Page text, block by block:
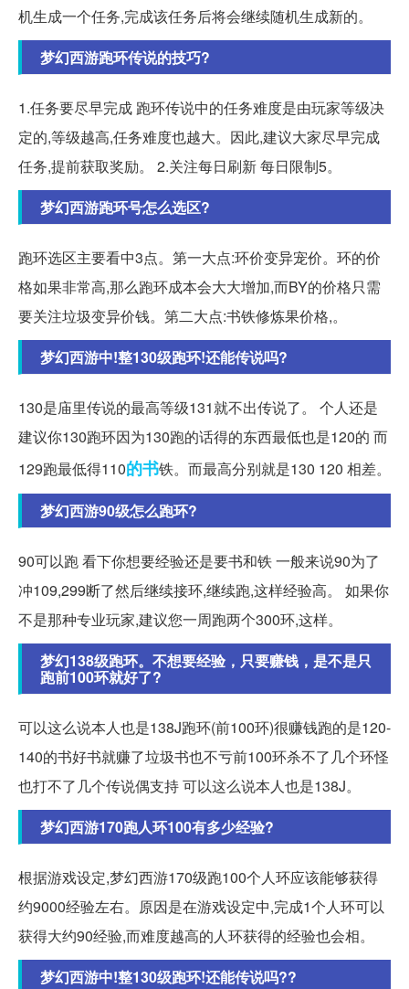
机生成一个任务,完成该任务后将会继续随机生成新的。
梦幻西游跑环传说的技巧?
1.任务要尽早完成 跑环传说中的任务难度是由玩家等级决
定的,等级越高,任务难度也越大。因此,建议大家尽早完成
任务,提前获取奖励。 2.关注每日刷新 每日限制5。
梦幻西游跑环号怎么选区?
跑环选区主要看中3点。第一大点:环价变异宠价。环的价
格如果非常高,那么跑环成本会大大增加,而BY的价格只需
要关注垃圾变异价钱。第二大点:书铁修炼果价格,。
梦幻西游中!整130级跑环!还能传说吗?
130是庙里传说的最高等级131就不出传说了。 个人还是
建议你130跑环因为130跑的话得的东西最低也是120的 而
129跑最低得110的书铁。而最高分别就是130 120 相差。
梦幻西游90级怎么跑环?
90可以跑 看下你想要经验还是要书和铁 一般来说90为了
冲109,299断了然后继续接环,继续跑,这样经验高。 如果你
不是那种专业玩家,建议您一周跑两个300环,这样。
梦幻138级跑环。不想要经验，只要赚钱，是不是只
跑前100环就好了?
可以这么说本人也是138J跑环(前100环)很赚钱跑的是120-
140的书好书就赚了垃圾书也不亏前100环杀不了几个环怪
也打不了几个传说偶支持 可以这么说本人也是138J。
梦幻西游170跑人环100有多少经验?
根据游戏设定,梦幻西游170级跑100个人环应该能够获得
约9000经验左右。原因是在游戏设定中,完成1个人环可以
获得大约90经验,而难度越高的人环获得的经验也会相。
梦幻西游中!整130级跑环!还能传说吗??